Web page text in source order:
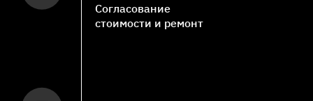
Согласование
стоимости и ремонт